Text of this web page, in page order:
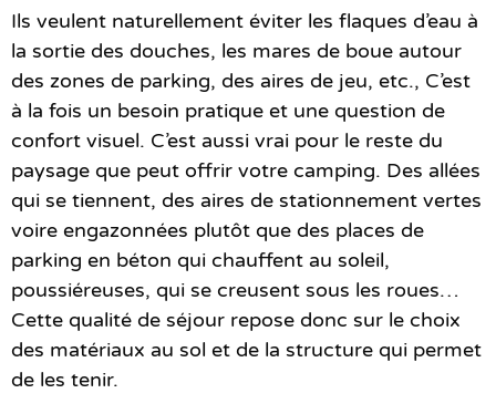
Ils veulent naturellement éviter les flaques d’eau à
la sortie des douches, les mares de boue autour
des zones de parking, des aires de jeu, etc., C’est
à la fois un besoin pratique et une question de
confort visuel. C’est aussi vrai pour le reste du
paysage que peut offrir votre camping. Des allées
qui se tiennent, des aires de stationnement vertes
voire engazonnées plutôt que des places de
parking en béton qui chauffent au soleil,
poussiéreuses, qui se creusent sous les roues…
Cette qualité de séjour repose donc sur le choix
des matériaux au sol et de la structure qui permet
de les tenir.